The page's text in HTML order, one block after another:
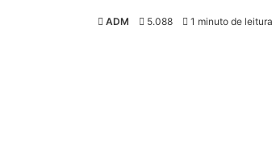
ADM 5.088 1 minuto de leitura